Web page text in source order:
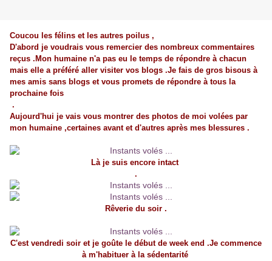
Coucou les félins et les autres poilus ,
D'abord je voudrais vous remercier des nombreux commentaires
reçus .Mon humaine n'a pas eu le temps de répondre à chacun
mais elle a préféré aller visiter vos blogs .Je fais de gros bisous à
mes amis sans blogs et vous promets de répondre à tous la
prochaine fois
.
Aujourd'hui je vais vous montrer des photos de moi volées par
mon humaine ,certaines avant et d'autres après mes blessures .
Là je suis encore intact
.
Rêverie du soir .
C'est vendredi soir et je goûte le début de week end .Je commence
à m'habituer à la sédentarité